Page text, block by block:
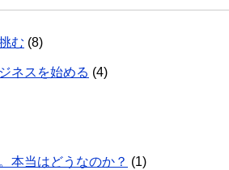
む (8)
ネスを始める (4)
本当はどうなのか？ (1)